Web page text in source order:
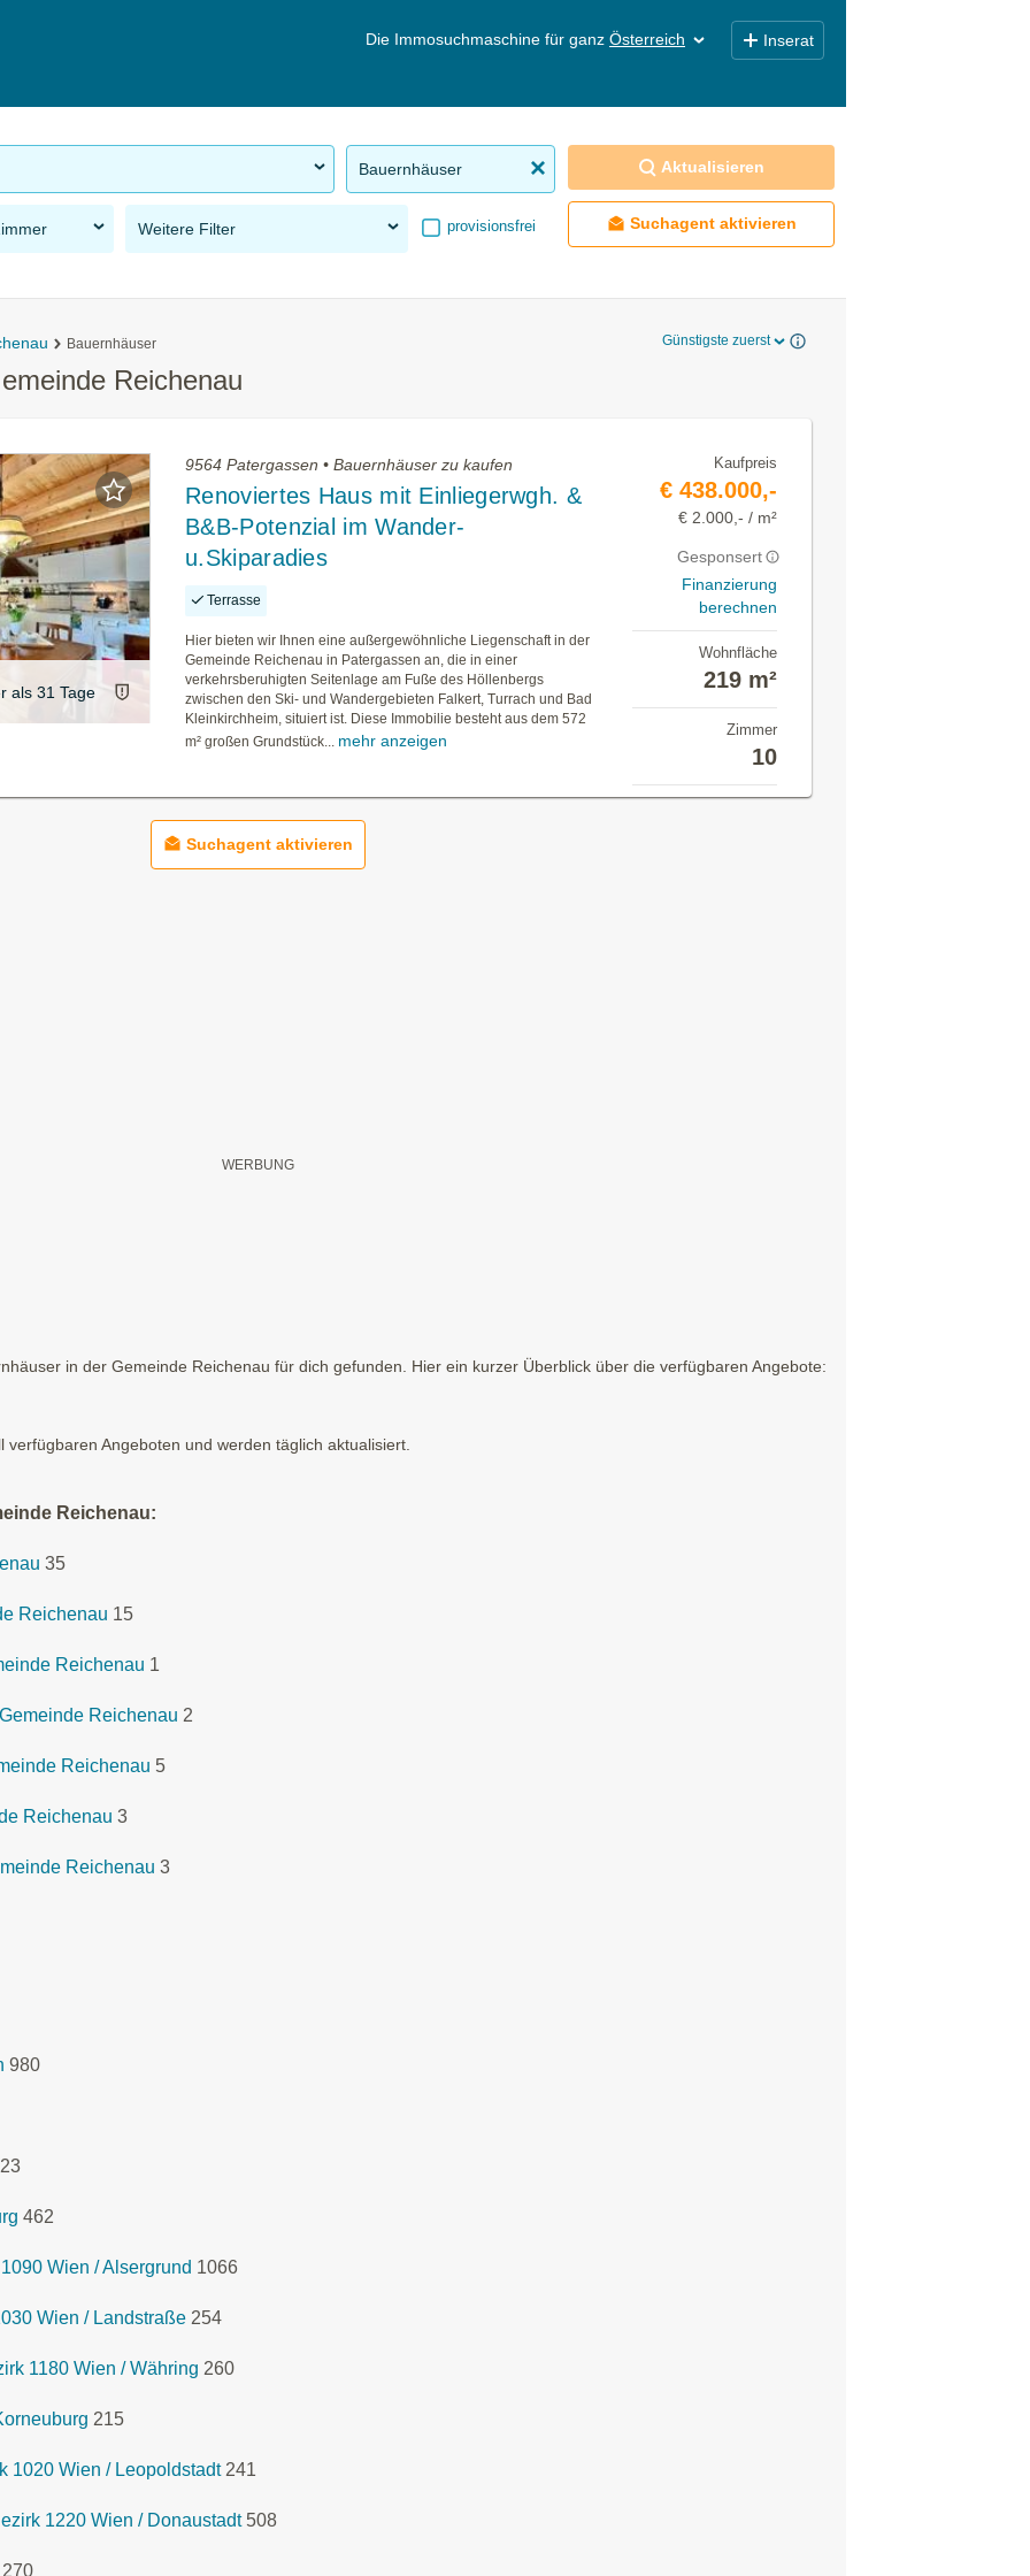
Die Immosuchmaschine für ganz Österreich Inserat
Bauernhäuser
Weitere Filter provisionsfrei
Aktualisieren
Suchagent aktivieren
Bauernhäuser Günstigste zuerst
Reichenau
als 31 Tage
9564 Patergassen • Bauernhäuser zu kaufen
Renoviertes Haus mit Einliegerwgh. &
B&B-Potenzial im Wander-
u.Skiparadies
Terrasse
Hier bieten wir Ihnen eine außergewöhnliche Liegenschaft in der
Gemeinde Reichenau in Patergassen an, die in einer
verkehrsberuhigten Seitenlage am Fuße des Höllenbergs
zwischen den Ski- und Wandergebieten Falkert, Turrach und Bad
Kleinkirchheim, situiert ist. Diese Immobilie besteht aus dem 572
m² großen Grundstück... mehr anzeigen
Kaufpreis
€ 438.000,-
€ 2.000,- / m²
Gesponsert
Finanzierung
berechnen
Wohnfläche
219 m²
Zimmer
10
Suchagent aktivieren
in der Gemeinde Reichenau für dich gefunden. Hier ein kurzer Überblick über die verfügbaren Angebote:
Angeboten und werden täglich aktualisiert.
Reichenau:
35
Reichenau 15
Reichenau 1
Reichenau 2
Reichenau 5
Reichenau 3
Reichenau 3
980
462
Wien / Alsergrund 1066
Wien / Landstraße 254
1180 Wien / Währing 260
215
1020 Wien / Leopoldstadt 241
1220 Wien / Donaustadt 508
270